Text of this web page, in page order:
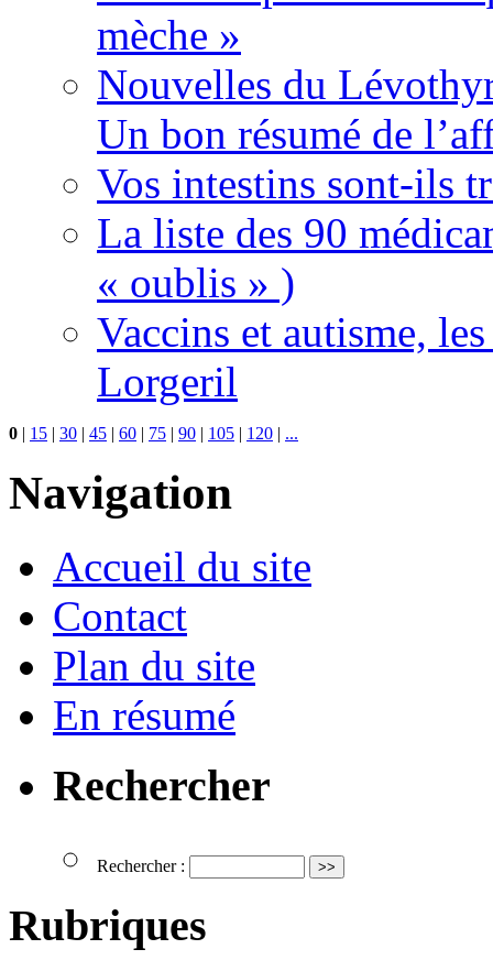
mèche »
Nouvelles du
Un bon résumé de
Vos intestins sont-ils
La liste des 90
« oublis » )
Vaccins et autisme,
Lorgeril
0 | 15 | 30 | 45 | 60 | 75 | 90 | 105 | 120 | ...
Navigation
Accueil du site
Contact
Plan du site
En résumé
Rechercher
Rechercher :
Rubriques